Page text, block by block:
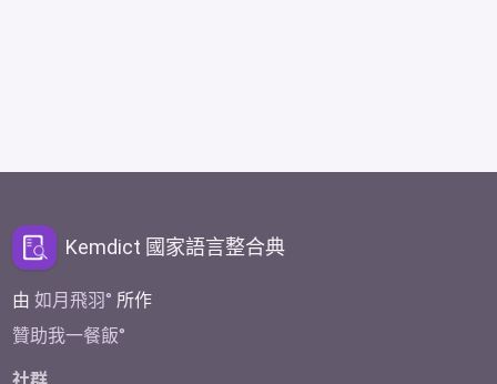
Kemdict 國家語言整合典
由如月飛羽 所作
贊助我一餐飯